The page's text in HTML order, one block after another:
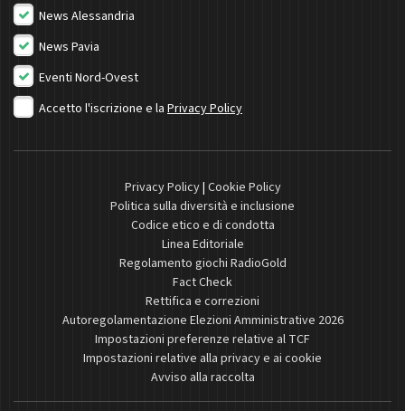
News Alessandria
News Pavia
Eventi Nord-Ovest
Accetto l'iscrizione e la Privacy Policy
Privacy Policy| Cookie Policy
Politica sulla diversità e inclusione
Codice etico e di condotta
Linea Editoriale
Regolamento giochi RadioGold
Fact Check
Rettifica e correzioni
Autoregolamentazione Elezioni Amministrative 2026
Impostazioni preferenze relative al TCF
Impostazioni relative alla privacy e ai cookie
Avviso alla raccolta